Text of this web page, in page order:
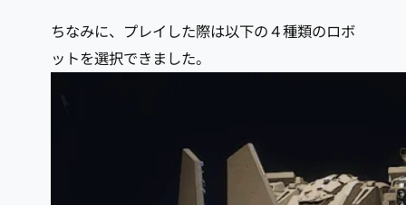
ちなみに、プレイした際は以下の４種類のロボ
ットを選択できました。